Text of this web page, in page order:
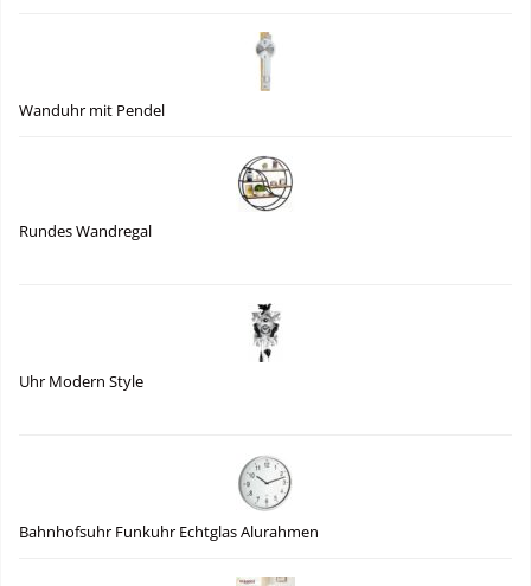
Wanduhr mit Pendel
Rundes Wandregal
Uhr Modern Style
Bahnhofsuhr Funkuhr Echtglas Alurahmen